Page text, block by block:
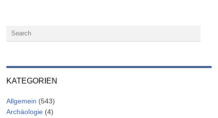
KATEGORIEN
Allgemein (543)
Archäologie (4)